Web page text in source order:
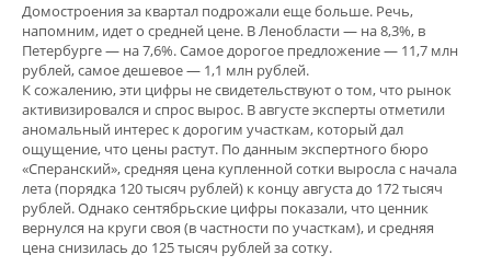
Домостроения за квартал подрожали еще больше. Речь,
напомним, идет о средней цене. В Ленобласти — на 8,3%, в
Петербурге — на 7,6%. Самое дорогое предложение — 11,7 млн
рублей, самое дешевое — 1,1 млн рублей.
К сожалению, эти цифры не свидетельствуют о том, что рынок
активизировался и спрос вырос. В августе эксперты отметили
аномальный интерес к дорогим участкам, который дал
ощущение, что цены растут. По данным экспертного бюро
«Сперанский», средняя цена купленной сотки выросла с начала
лета (порядка 120 тысяч рублей) к концу августа до 172 тысяч
рублей. Однако сентябрьские цифры показали, что ценник
вернулся на круги своя (в частности по участкам), и средняя
цена снизилась до 125 тысяч рублей за сотку.